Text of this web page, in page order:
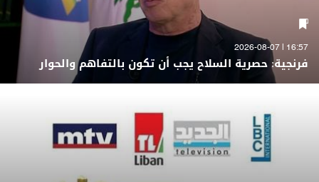
16:57 | 2026-08-07
فرنجية: حصرية السلاح يجب أن تكون بالتفاهم والحوار